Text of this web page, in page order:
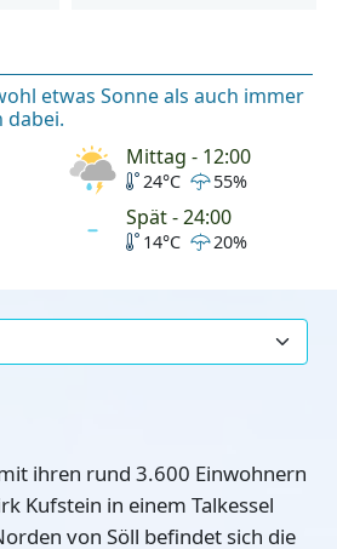
etwas Sonne als auch immer
dabei.
Mittag - 12:00
24°C 55%
Spät - 24:00
14°C 20%
ihren rund 3.600 Einwohnern
Kufstein in einem Talkessel
von Söll befindet sich die